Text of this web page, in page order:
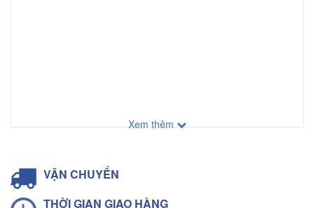
Xem thêm
VẬN CHUYỂN
THỜI GIAN GIAO HÀNG